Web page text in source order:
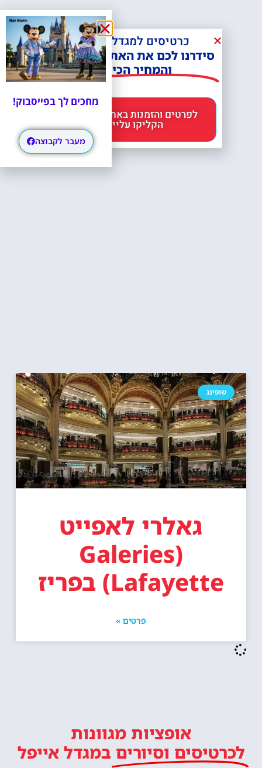
שופינג
גאלרי לאפייט
(Galeries
Lafayette) בפריז
פרטים »
אופציות מגוונות
לכרטיסים וסיורים במגדל אייפל
כרטיסים למגדל אייפל?
סידרנו לכם את האתר הכי אמין -
והמחיר הכי זול!
הקליקו עליי 😊
מחכים לך בפייסבוק!
מעבר לקבוצה